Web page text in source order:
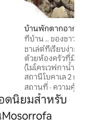
บ้านพักตากอากาศ
ดิ กาลาเบรีย
ที่บ้าน .. ของชาวป
ชาเล่ต์ที่เรียบง่าย
ด้วยห้องครัวที่มีอุ
(ไมโครเวฟกาน้ำช
สถานีโบคาเล 2 ก
เมตร ซูเปอร์มาร์เก็
ซักรีด มองเห็นทะ
ห้องและห้องน้ำที่มีที่อาบน้
เช่าเพียงคนเดียว
สถานที่ · ความคุ้ม
ดนิยมสำหรับ